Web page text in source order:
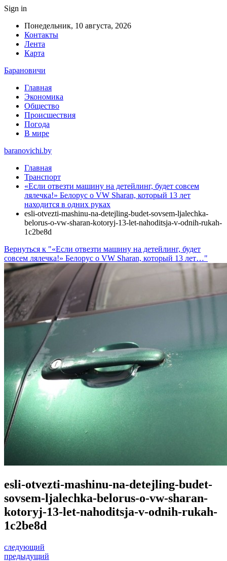
Sign in
Понедельник, 10 августа, 2026
Контакты
Лента
Карта
Барановичи
Главная
Экономика
Общество
Происшествия
Погода
В мире
baranovichi.by
Главная
Транспорт
«Если отвезти машину на детейлинг, будет совсем
лялечка!» Белорус о VW Sharan, который 13 лет
находится в одних руках
esli-otvezti-mashinu-na-detejling-budet-sovsem-ljalechka-
belorus-o-vw-sharan-kotoryj-13-let-nahoditsja-v-odnih-rukah-
1c2be8d
Вернуться к "«Если отвезти машину на детейлинг, будет
совсем лялечка!» Белорус о VW Sharan, который 13 лет…"
esli-otvezti-mashinu-na-detejling-budet-
sovsem-ljalechka-belorus-o-vw-sharan-
kotoryj-13-let-nahoditsja-v-odnih-rukah-
1c2be8d
следующий
предыдущий